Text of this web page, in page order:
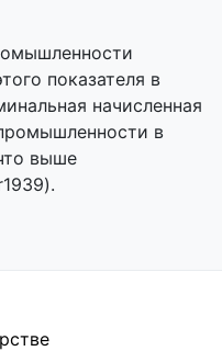
показателя в
начисленная
в
выше